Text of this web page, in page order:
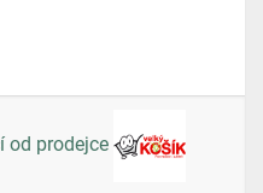
od prodejce